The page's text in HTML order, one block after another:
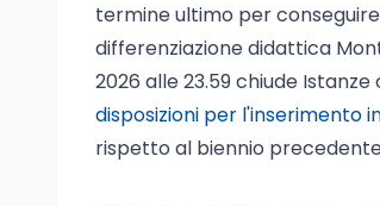
termine ultimo per
differenziazione didattica
2026 alle 23.59 chiude
disposizioni per l'inserimento
rispetto al biennio